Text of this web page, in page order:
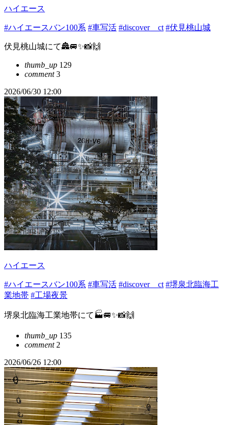
ハイエース
#ハイエースバン100系 #車写活 #discover＿ct #伏見桃山城
伏見桃山城にて🏯🚐✨📸🙌
thumb_up 129
comment3
2026/06/30 12:00
ハイエース
#ハイエースバン100系 #車写活 #discover＿ct #堺泉北臨海工
業地帯 #工場夜景
堺泉北臨海工業地帯にて🏭🚐✨📸🙌
thumb_up 135
comment2
2026/06/26 12:00